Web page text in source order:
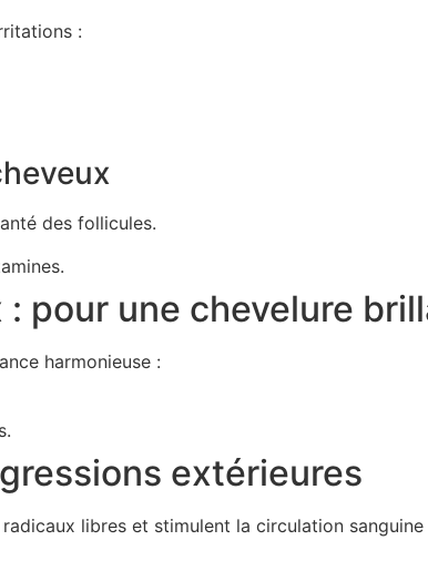
:
des follicules.
pour une chevelure
harmonieuse :
extérieures
libres et stimulent la circulation